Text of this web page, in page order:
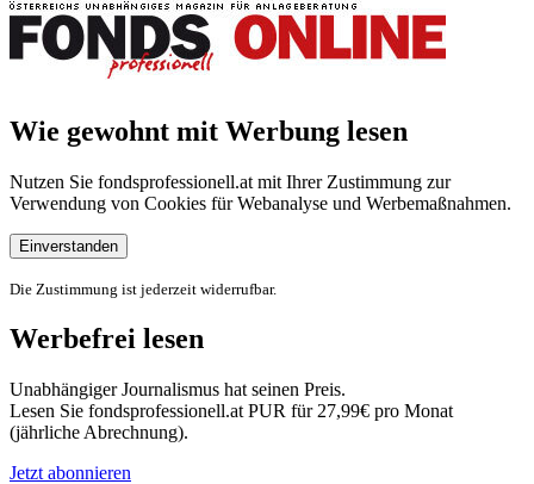
Wie gewohnt mit Werbung lesen
Nutzen Sie fondsprofessionell.at mit Ihrer Zustimmung zur
Verwendung von Cookies für Webanalyse und Werbemaßnahmen.
Einverstanden
Die Zustimmung ist jederzeit widerrufbar.
Werbefrei lesen
Unabhängiger Journalismus hat seinen Preis.
Lesen Sie fondsprofessionell.at PUR für 27,99€ pro Monat
(jährliche Abrechnung).
Jetzt abonnieren